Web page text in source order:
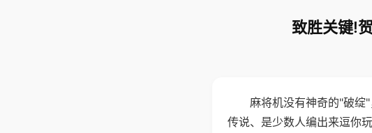
致胜关键!
麻将机没有神奇的"破绽
传说、是少数人编出来逗你